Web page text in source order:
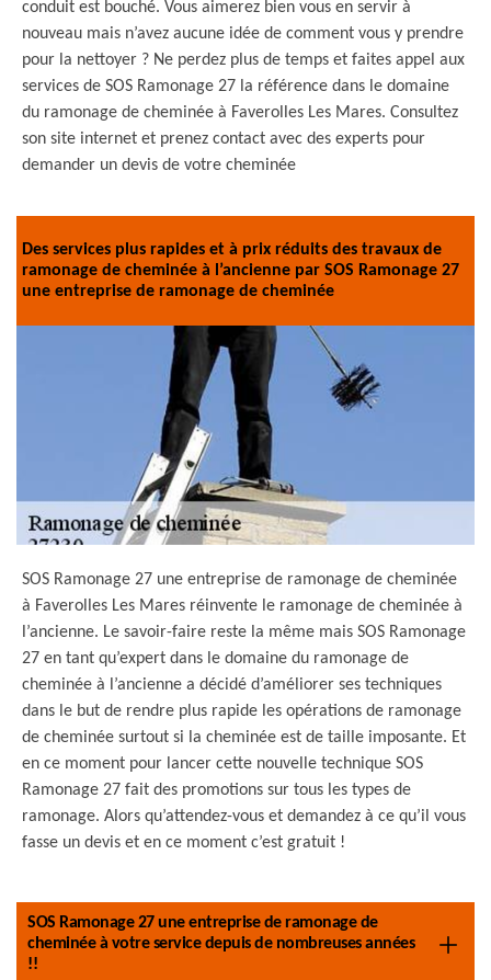
conduit est bouché. Vous aimerez bien vous en servir à
nouveau mais n’avez aucune idée de comment vous y prendre
pour la nettoyer ? Ne perdez plus de temps et faites appel aux
services de SOS Ramonage 27 la référence dans le domaine
du ramonage de cheminée à Faverolles Les Mares. Consultez
son site internet et prenez contact avec des experts pour
demander un devis de votre cheminée
Des services plus rapides et à prix réduits des travaux de
ramonage de cheminée à l’ancienne par SOS Ramonage 27
une entreprise de ramonage de cheminée
SOS Ramonage 27 une entreprise de ramonage de cheminée
à Faverolles Les Mares réinvente le ramonage de cheminée à
l’ancienne. Le savoir-faire reste la même mais SOS Ramonage
27 en tant qu’expert dans le domaine du ramonage de
cheminée à l’ancienne a décidé d’améliorer ses techniques
dans le but de rendre plus rapide les opérations de ramonage
de cheminée surtout si la cheminée est de taille imposante. Et
en ce moment pour lancer cette nouvelle technique SOS
Ramonage 27 fait des promotions sur tous les types de
ramonage. Alors qu’attendez-vous et demandez à ce qu’il vous
fasse un devis et en ce moment c’est gratuit !
SOS Ramonage 27 une entreprise de ramonage de
cheminée à votre service depuis de nombreuses années
!!